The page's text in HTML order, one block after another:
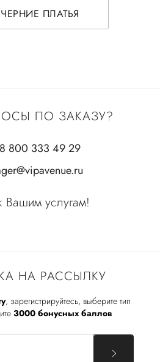
ПЛАТЬЯ
НА РАССЫЛКУ
, зарегистрируйтесь, выберите тип
3000 бонусных баллов
ПО ЗАКАЗУ?
800 333 49 29
Вашим услугам!